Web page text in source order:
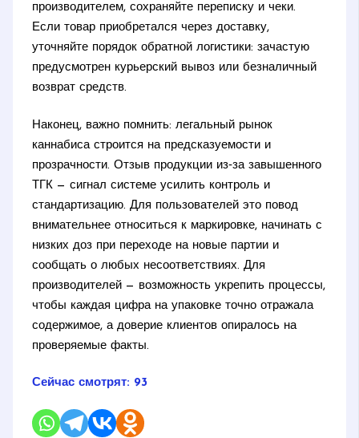
производителем, сохраняйте переписку и чеки.
Если товар приобретался через доставку,
уточняйте порядок обратной логистики: зачастую
предусмотрен курьерский вывоз или безналичный
возврат средств.
Наконец, важно помнить: легальный рынок
каннабиса строится на предсказуемости и
прозрачности. Отзыв продукции из‑за завышенного
ТГК — сигнал системе усилить контроль и
стандартизацию. Для пользователей это повод
внимательнее относиться к маркировке, начинать с
низких доз при переходе на новые партии и
сообщать о любых несоответствиях. Для
производителей — возможность укрепить процессы,
чтобы каждая цифра на упаковке точно отражала
содержимое, а доверие клиентов опиралось на
проверяемые факты.
Сейчас смотрят: 93